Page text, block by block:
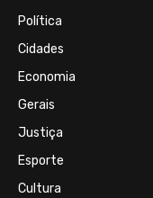
Política
Cidades
Economia
Gerais
Justiça
Esporte
Cultura